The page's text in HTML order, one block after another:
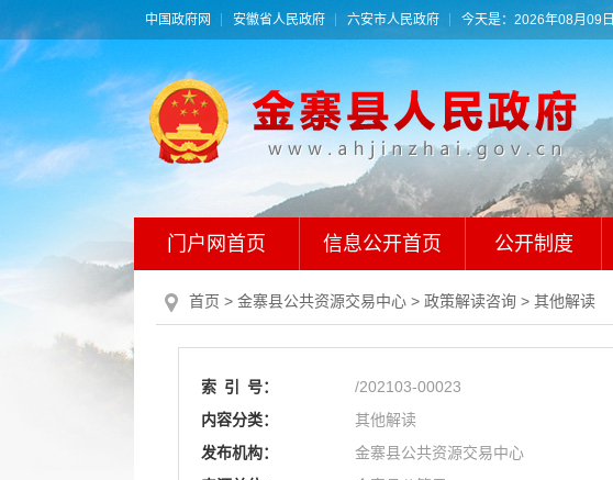
中国政府网 安徽省人民政府 六安市人民政府 今天是：2026年08月09日
门户网首页 信息公开首页 公开制度
首页 > 金寨县公共资源交易中心 > 政策解读咨询 > 其他解读
索 引 号： /202103-00023
内容分类：
其他解读
发布机构：
金寨县公共资源交易中心